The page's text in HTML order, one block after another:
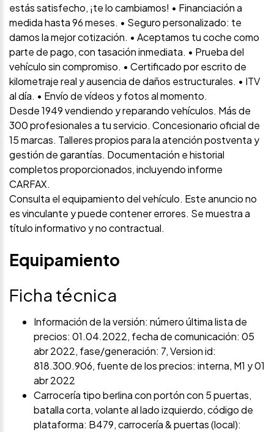
estás satisfecho, ¡te lo cambiamos! • Financiación a
medida hasta 96 meses. • Seguro personalizado: te
damos la mejor cotización. • Aceptamos tu coche como
parte de pago, con tasación inmediata. • Prueba del
vehículo sin compromiso. • Certificado por escrito de
kilometraje real y ausencia de daños estructurales. • ITV
al día. • Envío de vídeos y fotos al momento.
Desde 1949 vendiendo y reparando vehículos. Más de
300 profesionales a tu servicio. Concesionario oficial de
15 marcas. Talleres propios para la atención postventa y
gestión de garantías. Documentación e historial
completos proporcionados, incluyendo informe
CARFAX.
Consulta el equipamiento del vehículo. Este anuncio no
es vinculante y puede contener errores. Se muestra a
título informativo y no contractual.
Equipamiento
Ficha técnica
Información de la versión: número última lista de
precios: 01.04.2022, fecha de comunicación: 05
abr 2022, fase/generación: 7, Version id:
818.300.906, fuente de los precios: interna, M1 y 01
abr 2022
Carrocería tipo berlina con portón con 5 puertas,
batalla corta, volante al lado izquierdo, código de
plataforma: B479, carrocería & puertas (local):